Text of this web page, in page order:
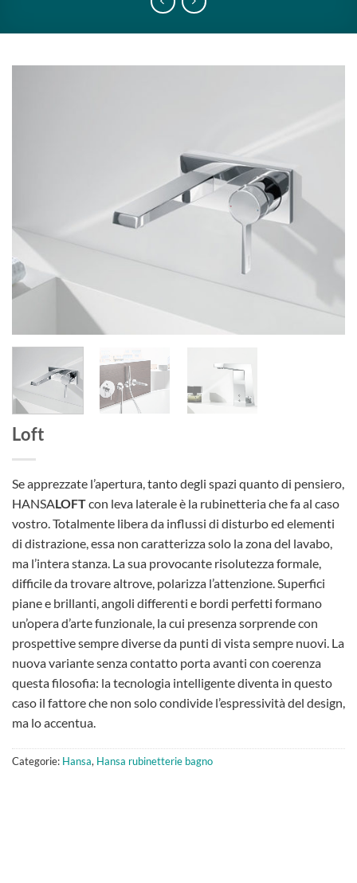
Loft
Se apprezzate l’apertura, tanto degli spazi quanto di pensiero,
HANSALOFTcon leva laterale è la rubinetteria che fa al caso
vostro. Totalmente libera da influssi di disturbo ed elementi
di distrazione, essa non caratterizza solo la zona del lavabo,
ma l’intera stanza. La sua provocante risolutezza formale,
difficile da trovare altrove, polarizza l’attenzione. Superfici
piane e brillanti, angoli differenti e bordi perfetti formano
un’opera d’arte funzionale, la cui presenza sorprende con
prospettive sempre diverse da punti di vista sempre nuovi. La
nuova variante senza contatto porta avanti con coerenza
questa filosofia: la tecnologia intelligente diventa in questo
caso il fattore che non solo condivide l’espressività del design,
ma lo accentua.
Categorie: Hansa, Hansa rubinetterie bagno